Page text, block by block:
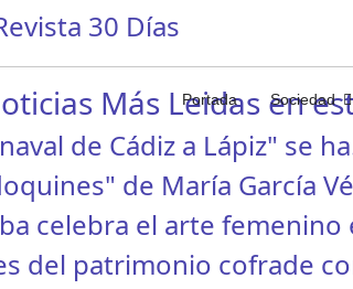
Portada Sociedad
Más Leidas en
de Cádiz a Lápiz" se
de María García
celebra el arte femenino
del patrimonio cofrade